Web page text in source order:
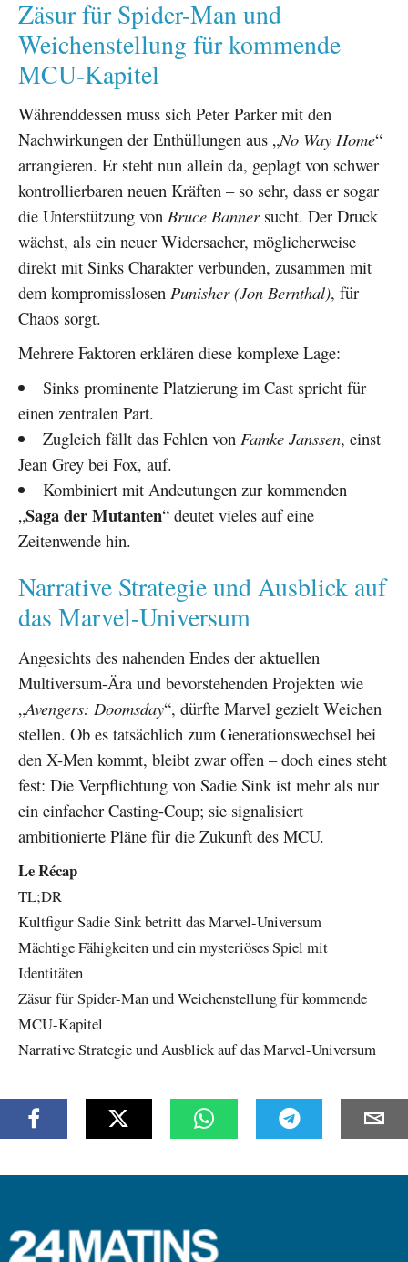
Zäsur für Spider-Man und
Weichenstellung für kommende
MCU-Kapitel
Währenddessen muss sich Peter Parker mit den
Nachwirkungen der Enthüllungen aus „No Way Home“
arrangieren. Er steht nun allein da, geplagt von schwer
kontrollierbaren neuen Kräften – so sehr, dass er sogar
die Unterstützung von Bruce Bannersucht. Der Druck
wächst, als ein neuer Widersacher, möglicherweise
direkt mit Sinks Charakter verbunden, zusammen mit
dem kompromisslosen Punisher (Jon Bernthal), für
Chaos sorgt.
Mehrere Faktoren erklären diese komplexe Lage:
Sinks prominente Platzierung im Cast spricht für
einen zentralen Part.
Zugleich fällt das Fehlen von Famke Janssen, einst
Jean Grey bei Fox, auf.
Kombiniert mit Andeutungen zur kommenden
„Saga der Mutanten“ deutet vieles auf eine
Zeitenwende hin.
Narrative Strategie und Ausblick auf
das Marvel-Universum
Angesichts des nahenden Endes der aktuellen
Multiversum-Ära und bevorstehenden Projekten wie
„Avengers: Doomsday“, dürfte Marvel gezielt Weichen
stellen. Ob es tatsächlich zum Generationswechsel bei
den X-Men kommt, bleibt zwar offen – doch eines steht
fest: Die Verpflichtung von Sadie Sink ist mehr als nur
ein einfacher Casting-Coup; sie signalisiert
ambitionierte Pläne für die Zukunft des MCU.
Le Récap
TL;DR
Kultfigur Sadie Sink betritt das Marvel-Universum
Mächtige Fähigkeiten und ein mysteriöses Spiel mit
Identitäten
Zäsur für Spider-Man und Weichenstellung für kommende
MCU-Kapitel
Narrative Strategie und Ausblick auf das Marvel-Universum